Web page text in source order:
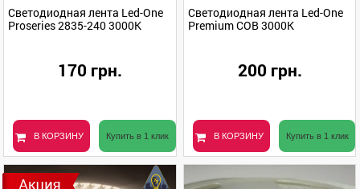
Светодиодная лента Led-One
Proseries 2835-240 3000K
170 грн.
В КОРЗИНУ Купить в 1 клик
Светодиодная лента Led-One
Premium COB 3000K
200 грн.
В КОРЗИНУ Купить в 1 клик